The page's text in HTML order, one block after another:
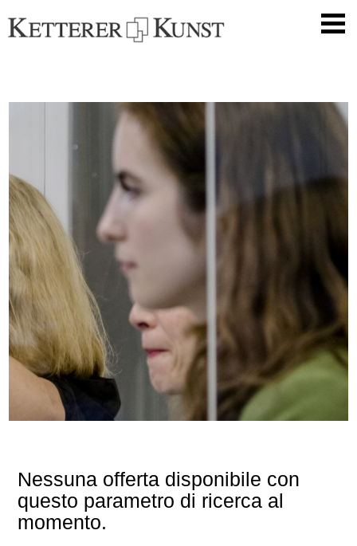
Nessuna offerta disponibile con
questo parametro di ricerca al
momento.